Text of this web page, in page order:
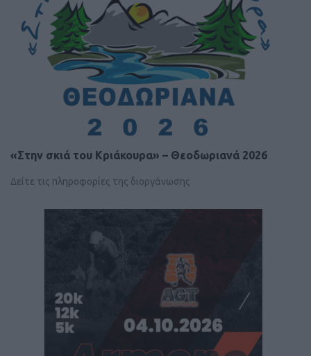
«Στην σκιά του Κριάκουρα» – Θεοδωριανά 2026
Δείτε τις πληροφορίες της διοργάνωσης